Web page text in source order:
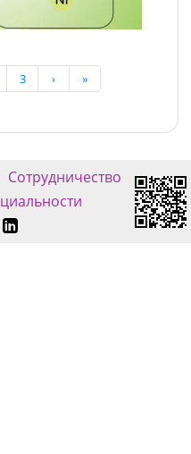
3 › »
Сотрудничество